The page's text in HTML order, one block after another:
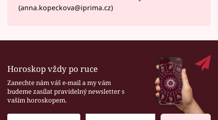
(anna.kopeckova@iprima.cz)
Horoskop vždy po ruce
Zanechte nám váš e-mail a my vám
budeme zasílat pravidelný newsletter s
vaším horoskopem.